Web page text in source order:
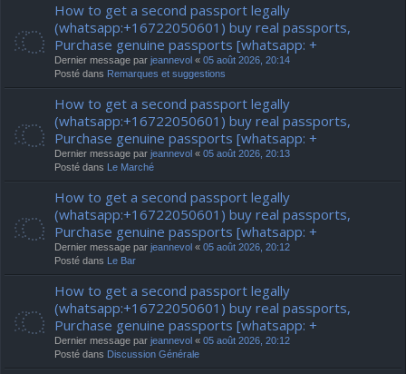
How to get a second passport legally
(whatsapp:+16722050601) buy real passports,
Purchase genuine passports [whatsapp: +
Dernier message par jeannevol « 05 août 2026, 20:14
Posté dans Remarques et suggestions
How to get a second passport legally
(whatsapp:+16722050601) buy real passports,
Purchase genuine passports [whatsapp: +
Dernier message par jeannevol « 05 août 2026, 20:13
Posté dans
Le Marché
How to get a second passport legally
(whatsapp:+16722050601) buy real passports,
Purchase genuine passports [whatsapp: +
Dernier message par jeannevol « 05 août 2026, 20:12
Posté dans
Le Bar
How to get a second passport legally
(whatsapp:+16722050601) buy real passports,
Purchase genuine passports [whatsapp: +
Dernier message par jeannevol « 05 août 2026, 20:12
Posté dans Discussion Générale